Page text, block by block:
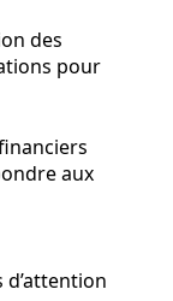
des
pour
aux